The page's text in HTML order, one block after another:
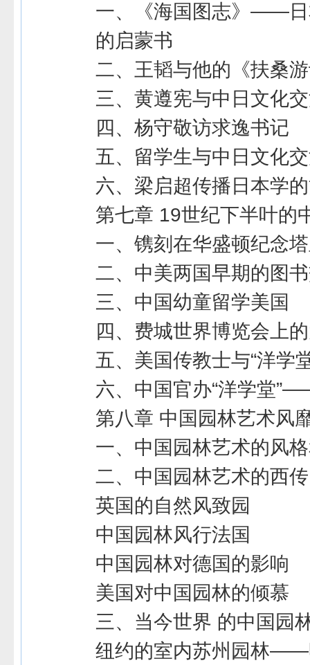
一、《海国图志》――日
的启蒙书
二、王韬与他的《扶桑
三、黄遵宪与中日文化
四、杨守敬访求逸书记
五、留学生与中日文化
六、梁启超传播日本学
第七章 19世纪下半叶的
一、镌刻在华盛顿纪念
二、中美两国早期的图
三、中国幼童留学美国
四、费城世界博览会上
五、美国传教士与“洋学
六、中国官办“洋学堂
第八章 中国园林艺术风
一、中国园林艺术的风
二、中国园林艺术的西传
英国的自然风致园
中国园林风行法国
中国园林对德国的影响
美国对中国园林的倾慕
三、当今世界 的中国园
纽约的室内苏州园林